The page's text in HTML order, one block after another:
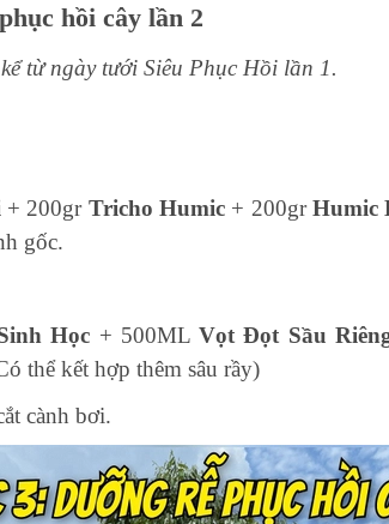
hồi cây lần 2
từ ngày tưới Siêu Phục Hồi lần 1.
+ 200gr Tricho Humic + 200grHumic
gốc.
Học + 500MLVọt Đọt Sầu
thể kết hợp thêm sâu rầy)
cành bơi.